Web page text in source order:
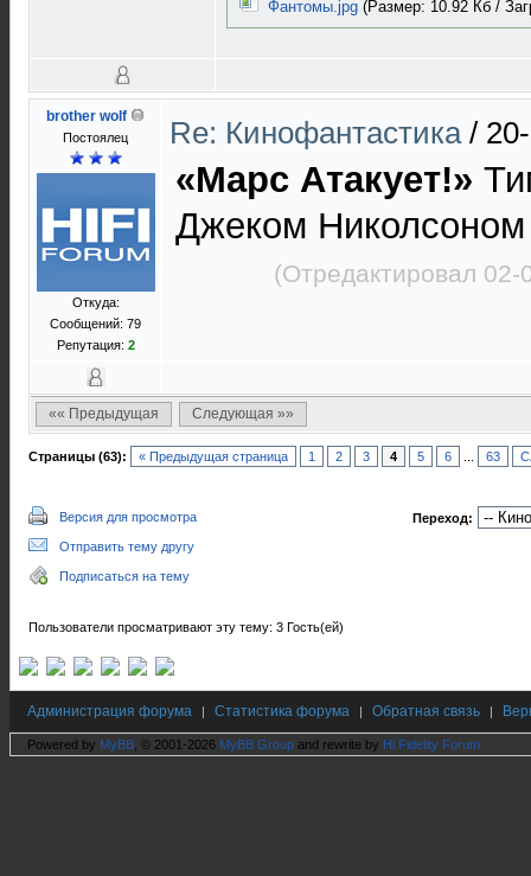
Фантомы.jpg(Размер: 10.92 Кб /
brother wolf
Постоялец
Откуда:
Сообщений: 79
Репутация: 2
Re: Кинофантастика /
«Марс Атакует!»
Джеком
(Отредактировал
«« Предыдущая Следующая »»
Страницы (63): « Предыдущая страница 1 2 3 4 5 6 63
Версия для просмотра
Отправить тему другу
Подписаться на тему
Переход:
Пользователи просматривают эту тему: 3 Гость(ей)
Администрация форума | Статистика форума | Обратная связь |
Powered by MyBB , © 2001-2026 MyBB Group and rewrite by Hi Fidelity Forum